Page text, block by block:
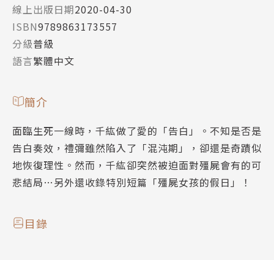
線上出版日期2020-04-30
ISBN9789863173557
分級普級
語言繁體中文
簡介
面臨生死一線時，千紘做了愛的「告白」。不知是否是
告白奏效，禮彌雖然陷入了「混沌期」，卻還是奇蹟似
地恢復理性。然而，千紘卻突然被迫面對殭屍會有的可
悲結局…另外還收錄特別短篇「殭屍女孩的假日」！
目錄